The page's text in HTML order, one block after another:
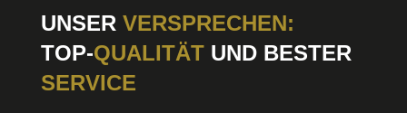
UNSER VERSPRECHEN:
TOP-QUALITÄTUND BESTER
SERVICE